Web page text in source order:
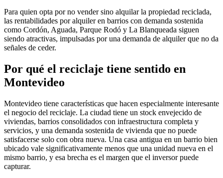
Para quien opta por no vender sino alquilar la propiedad reciclada,
las rentabilidades por alquiler en barrios con demanda sostenida
como Cordón, Aguada, Parque Rodó y La Blanqueada siguen
siendo atractivas, impulsadas por una demanda de alquiler que no da
señales de ceder.
Por qué el reciclaje tiene sentido en
Montevideo
Montevideo tiene características que hacen especialmente interesante
el negocio del reciclaje. La ciudad tiene un stock envejecido de
viviendas, barrios consolidados con infraestructura completa y
servicios, y una demanda sostenida de vivienda que no puede
satisfacerse solo con obra nueva. Una casa antigua en un barrio bien
ubicado vale significativamente menos que una unidad nueva en el
mismo barrio, y esa brecha es el margen que el inversor puede
capturar.